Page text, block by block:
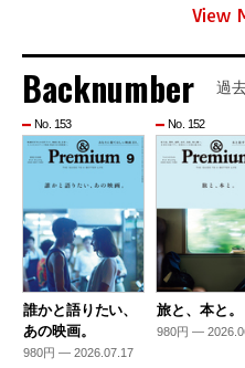
View
Backnumber 過
No. 153
誰かと語りたい、
あの映画。
980円 — 2026.07.17
No. 152
旅と、本と。
980円 —